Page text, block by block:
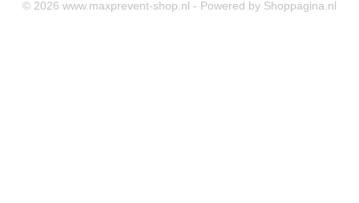
© 2026 www.maxprevent-shop.nl - Powered by Shoppagina.nl